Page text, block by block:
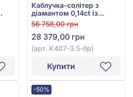
Каблучка-солітер з
діамантом 0,14ct із
червоного золота 585°,
арт. К407-3.5к-бр
56 758,00 грн
28 379,00 грн
(арт. К407-3.5-бр)
Купити
-50%